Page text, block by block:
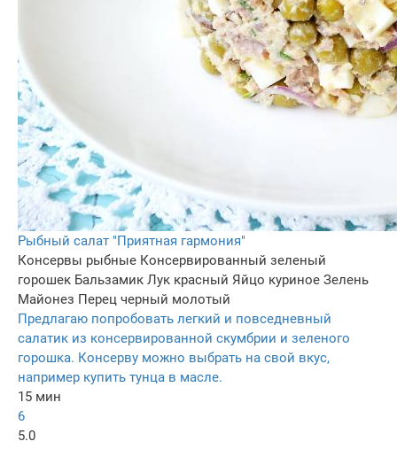
Рыбный салат "Приятная гармония"
Консервы рыбные Консервированный зеленый
горошек Бальзамик Лук красный Яйцо куриное Зелень
Майонез Перец черный молотый
Предлагаю попробовать легкий и повседневный
салатик из консервированной скумбрии и зеленого
горошка. Консерву можно выбрать на свой вкус,
например купить тунца в масле.
15 мин
6
5.0